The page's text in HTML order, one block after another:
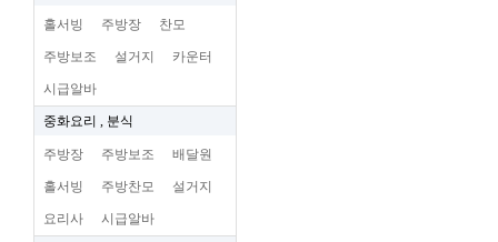
홀서빙 주방장 찬모
주방보조 설거지 카운터
시급알바
중화요리 , 분식
주방장 주방보조 배달원
홀서빙 주방찬모 설거지
요리사 시급알바